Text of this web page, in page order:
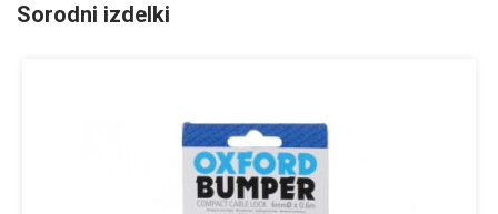
Sorodni izdelki